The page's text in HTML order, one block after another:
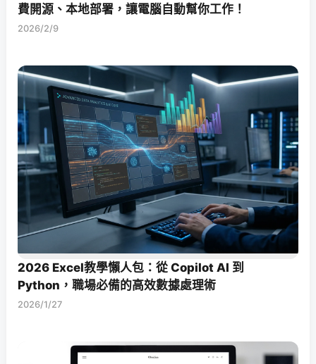
費開源、本地部署，讓電腦自動幫你工作！
2026/2/9
2026 Excel教學懶人包：從 Copilot AI 到
Python，職場必備的高效數據處理術
2026/1/27